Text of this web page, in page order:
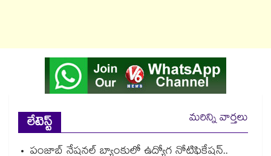
లేటెస్ట్
మరిన్ని వార్తలు
పంజాబ్ నేషనల్ బ్యాంకులో ఉద్యోగ నోటిఫికేషన్..